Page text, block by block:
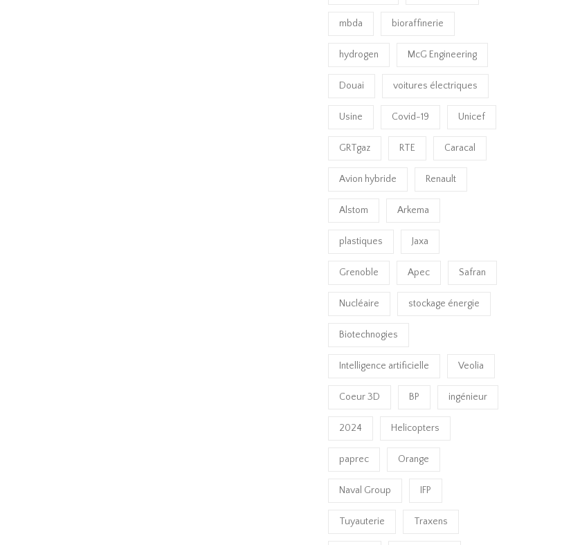
mbda bioraffinerie
hydrogen McG Engineering
Douai voitures électriques
Usine Covid-19 Unicef
GRTgaz RTE Caracal
Avion hybride Renault
Alstom Arkema
plastiques Jaxa
Grenoble Apec Safran
Nucléaire stockage énergie
Biotechnogies
Intelligence artificielle Veolia
Coeur 3D BP ingénieur
2024 Helicopters
paprec Orange
Naval Group IFP
Tuyauterie Traxens